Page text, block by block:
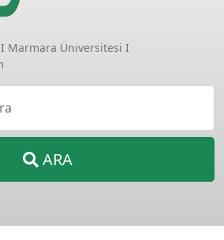
I Marmara Üniversitesi I
ARA